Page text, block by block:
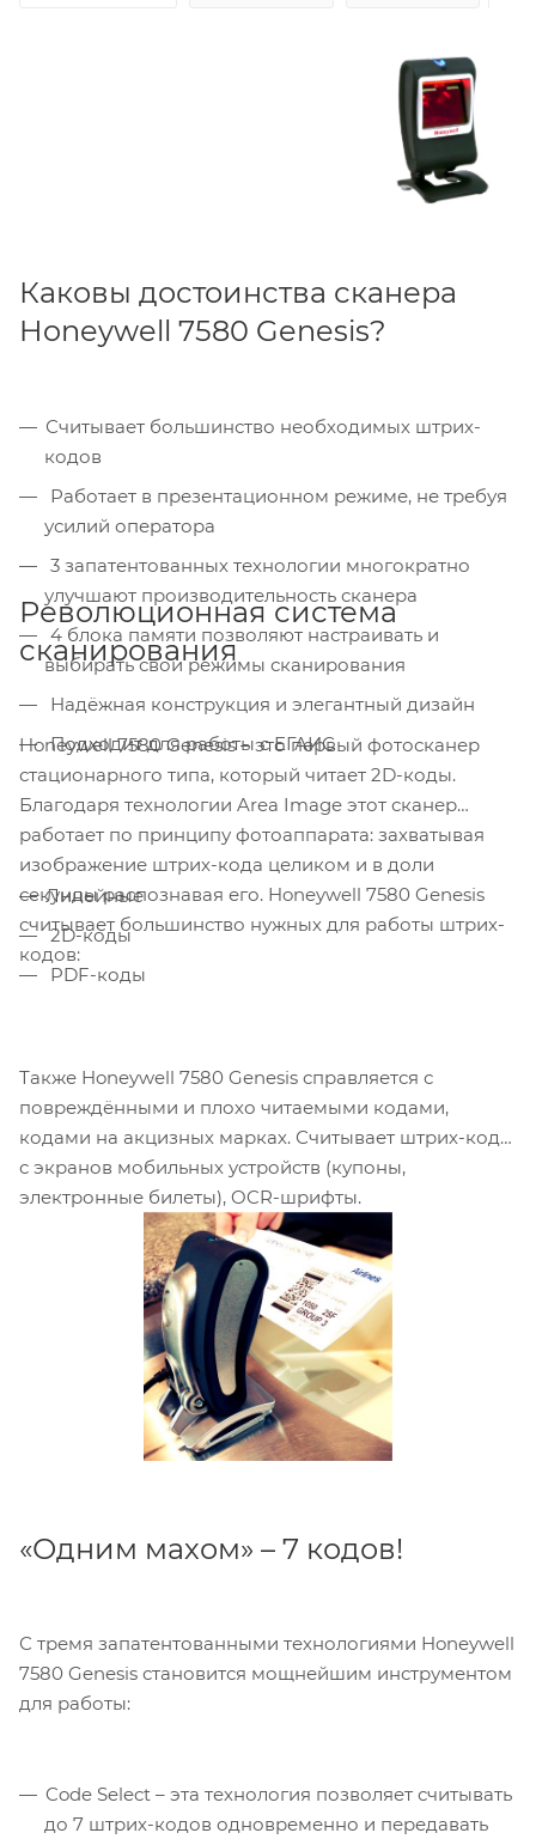
Каковы достоинства сканера
Honeywell 7580 Genesis?
Считывает большинство необходимых штрих-
кодов
усилий оператора
улучшают производительность сканера
выбирать свои режимы сканирования
Надёжная конструкция и элегантный дизайн
Подходит для работы с ЕГАИС
Революционная система
сканирования
Honeywell 7580 Genesis – это первый фотосканер
стационарного типа, который читает 2D-коды.
Благодаря технологии Area Image этот сканер
работает по принципу фотоаппарата: захватывая
изображение штрих-кода целиком и в доли
секунды распознавая его. Honeywell 7580 Genesis
считывает большинство нужных для работы штрих-
кодов:
Линейные
2D-коды
PDF-коды
Также Honeywell 7580 Genesis справляется с
повреждёнными и плохо читаемыми кодами,
кодами на акцизных марках. Считывает штрих-коды
с экранов мобильных устройств (купоны,
электронные билеты), OCR-шрифты.
«Одним махом» – 7 кодов!
С тремя запатентованными технологиями Honeywell
7580 Genesis становится мощнейшим инструментом
для работы:
Code Select – эта технология позволяет считывать
до 7 штрих-кодов одновременно и передавать